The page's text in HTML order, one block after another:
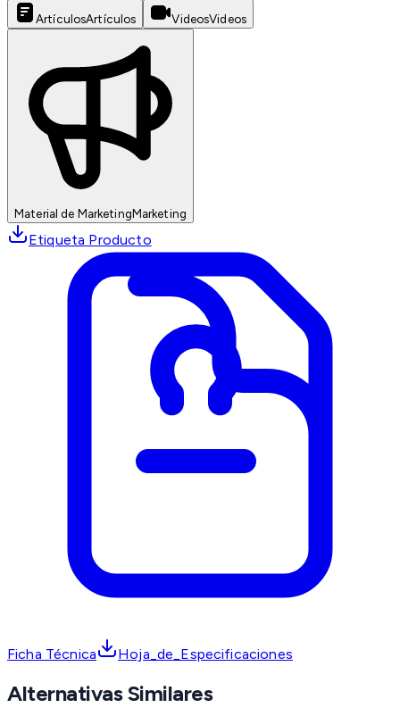
ArtículosArtículos VideosVideos
Material de MarketingMarketing
Etiqueta Producto
Ficha Técnica Hoja_de_Especificaciones
Alternativas Similares